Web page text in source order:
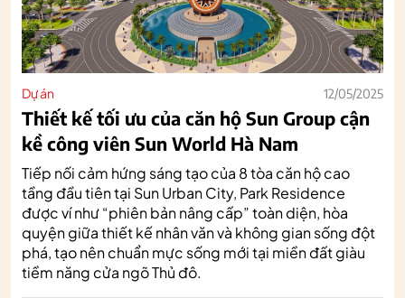
Dự án 12/05/2025
Thiết kế tối ưu của căn hộ Sun Group cận
kề công viên Sun World Hà Nam
Tiếp nối cảm hứng sáng tạo của 8 tòa căn hộ cao
tầng đầu tiên tại Sun Urban City, Park Residence
được ví như “phiên bản nâng cấp” toàn diện, hòa
quyện giữa thiết kế nhân văn và không gian sống đột
phá, tạo nên chuẩn mực sống mới tại miền đất giàu
tiềm năng cửa ngõ Thủ đô.